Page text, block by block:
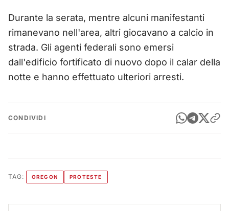
Durante la serata, mentre alcuni manifestanti
rimanevano nell'area, altri giocavano a calcio in
strada. Gli agenti federali sono emersi
dall'edificio fortificato di nuovo dopo il calar della
notte e hanno effettuato ulteriori arresti.
CONDIVIDI
TAG: OREGON PROTESTE